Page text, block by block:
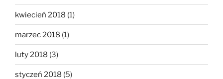
kwiecień 2018 (1)
marzec 2018 (1)
luty 2018 (3)
styczeń 2018 (5)